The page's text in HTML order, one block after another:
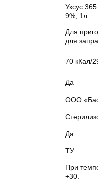
Уксус
9%, 1л
Для
для
70 кКал/
Да
ООО
Да
ТУ
При
+30.